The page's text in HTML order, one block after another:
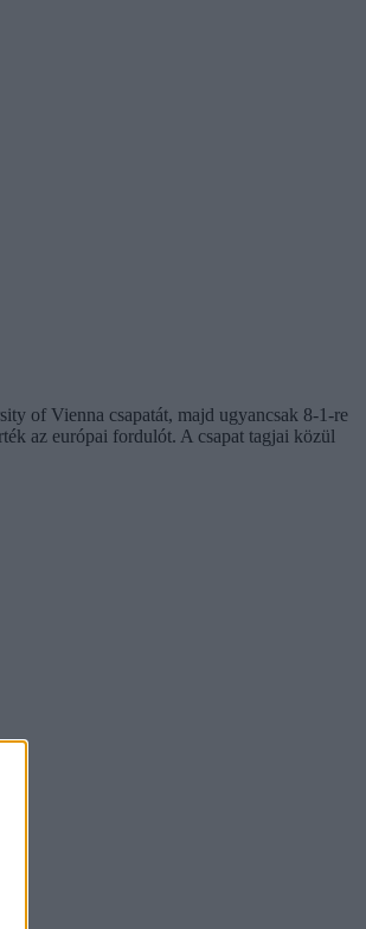
of Vienna csapatát, majd ugyancsak 8-1-re
az európai fordulót. A csapat tagjai közül